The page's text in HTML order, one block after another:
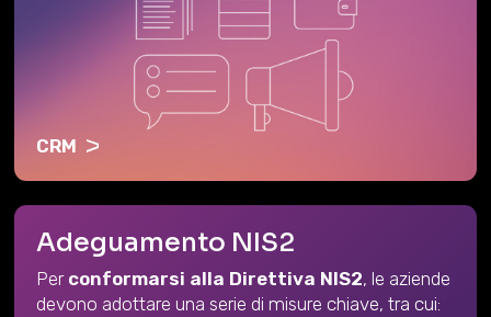
CRM
Adeguamento NIS2
Per conformarsi alla Direttiva NIS2, le aziende
devono adottare una serie di misure chiave, tra cui: